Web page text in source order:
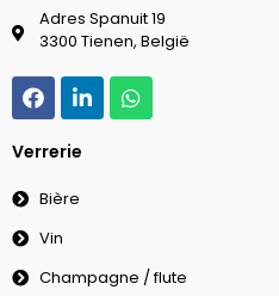
Adres Spanuit 19
3300 Tienen, België
Verrerie
Bière
Vin
Champagne / flute